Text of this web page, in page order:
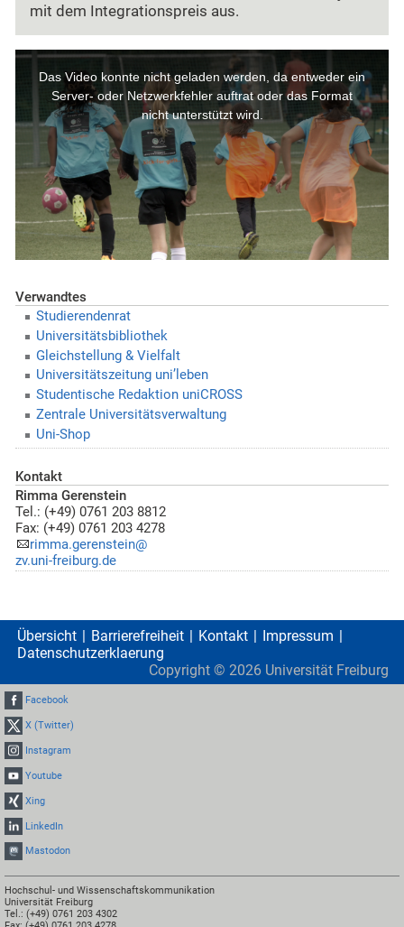
mit dem Integrationspreis aus.
Verwandtes
Studierendenrat
Universitätsbibliothek
Gleichstellung & Vielfalt
Universitätszeitung uni’leben
Studentische Redaktion uniCROSS
Zentrale Universitätsverwaltung
Uni-Shop
Kontakt
Rimma Gerenstein
Tel.: (+49) 0761 203 8812
Fax: (+49) 0761 203 4278
rimma.gerenstein@
zv.uni-freiburg.de
Übersicht Barrierefreiheit Kontakt
Impressum
Datenschutzerklaerung
Copyright © 2026 Universität Freiburg
Facebook
X (Twitter)
Instagram
Youtube
Xing
LinkedIn
Mastodon
Hochschul- und Wissenschaftskommunikation
Universität Freiburg
Tel.: (+49) 0761 203 4302